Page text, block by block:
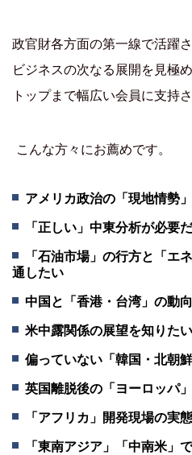
政官財各方面の第一線で活躍
ビジネスの次なる展開を見極
トップまで幅広い会員に支持
こんな方々にお薦めです。
アメリカ政治の「現地情勢
「正しい」中東分析が必要だ
「石油市場」の行方と「エ
通したい
中国と「香港・台湾」の動
米中露関係の展望を知りたい
偏っていない「韓国・北朝
英国離脱後の「ヨーロッパ
「アフリカ」開発現場の実
「東南アジア」「中南米」